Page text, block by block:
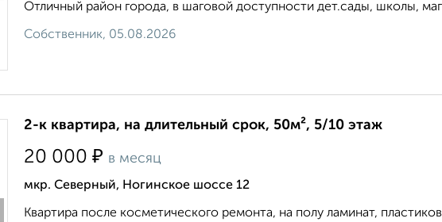
Отличный район города, в шаговой доступности дет.сады, школы,
Собственник, 05.08.2026
2-к квартира, на длительный срок, 50м², 5/10 этаж
20 000 ₽ в месяц
мкр. Северный, Ногинское шоссе 12
Квартира после косметического ремонта, на полу ламинат,